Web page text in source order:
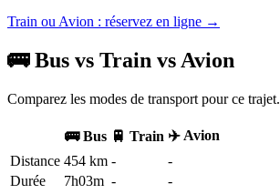
Train ou Avion : réservez en ligne →
🚌 Bus vs Train vs Avion
Comparez les modes de transport pour ce trajet.
🚌 Bus 🚆 Train ✈️ Avion
Distance 454 km -
-
Durée
7h03m -
-